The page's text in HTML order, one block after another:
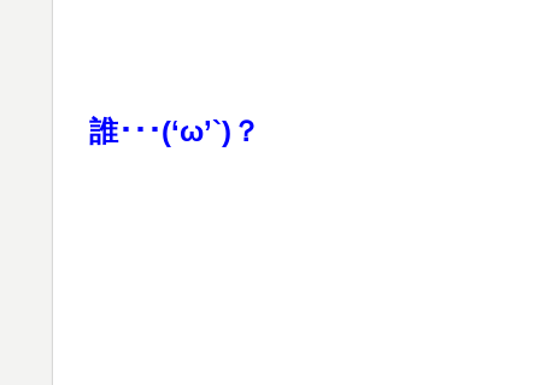
誰･･･(‘ω’`)？